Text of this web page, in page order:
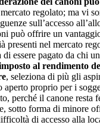
regolato; ma vi
sull’accesso
può offrire un
presenti nel mercato
essere pagato da chi
al rendimento
, seleziona di più gli
aperto proprio per i
perché il canone resta
sotto forma di minore
di accesso alla